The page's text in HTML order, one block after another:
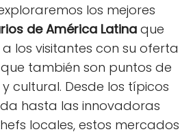
los mejores
de América Latina que
los visitantes con su oferta
también son puntos de
cultural. Desde los típicos
hasta las innovadoras
locales, estos mercados